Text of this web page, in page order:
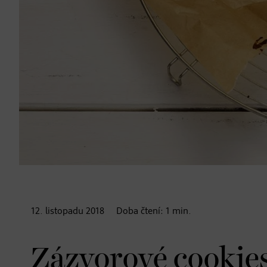
12. listopadu 2018 Doba čtení: 1 min.
Zázvorové